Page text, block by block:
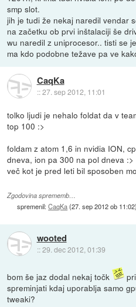
smp slot.
jih je tudi že nekaj naredil vendar
na začetku ob prvi inštalaciji še
wu naredil z uniprocesor.. tisti se
ma kdo podobne težave pa ve
CaqKa
::27. sep 2012, 11:01
tolko ljudi je nehalo foldat da v
top 100 :>
foldam z atom 1,6 in nvidia ION,
dneva, ion pa 300 na pol dneva :>
več kot je pred leti bil sposoben
Zgodovina sprememb…
spremenil:CaqKa(27. sep 2012 ob 11:02)
wooted
::29. dec 2012, 01:39
bom še jaz dodal nekaj točk
spreminjati kdaj uporablja samo
tweaki?